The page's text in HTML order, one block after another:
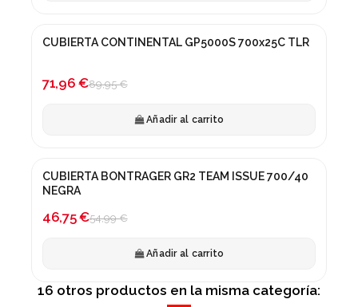
¡En oferta!
CUBIERTA CONTINENTAL GP5000S 700x25C TLR
71,96 €89,95 €
Añadir al carrito
¡En oferta!
CUBIERTA BONTRAGER GR2 TEAM ISSUE 700/40
NEGRA
46,75 €54,99 €
Añadir al carrito
16 otros productos en la misma categoría: